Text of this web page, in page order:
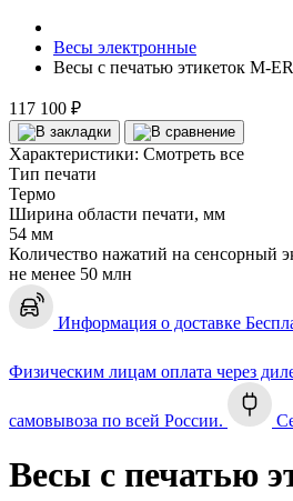
Весы электронные
Весы с печатью этикеток M-
117 100 ₽
Характеристики: Смотреть все
Тип печати
Термо
Ширина области печати, мм
54 мм
Количество нажатий на сенсорный
не менее 50 млн
Информация о доставке
Физическим лицам оплата через
самовывоза по всей России.
Весы с печатью